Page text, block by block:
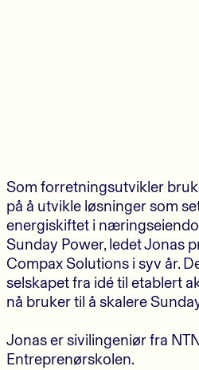
Som forretningsutvikler
på å utvikle løsninger som
energiskiftet i
Sunday Power, ledet Jonas
Compax Solutions i syv år.
selskapet fra idé til etablert
nå bruker til å skalere
Jonas er sivilingeniør fra
Entreprenørskolen.